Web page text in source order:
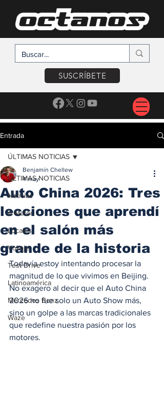
SUSCRÍBETE
Entrada
ÚLTIMAS NOTICIAS
Noticias
A Motor
Locales
Voltaje
Test Drive
Latinoamérica
Mercedes Benz
Waze
ÚLTIMAS NOTICIAS
Auto China 2026: Tres
lecciones que aprendí
en el salón más
grande de la historia
Benjamín Chellew
4 may
Todavía estoy intentando procesar la
magnitud de lo que vivimos en Beijing.
No exagero al decir que el Auto China
2026 no fue solo un Auto Show más,
sino un golpe a las marcas tradicionales
que redefine nuestra pasión por los
motores.